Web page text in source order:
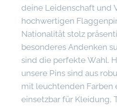
deine Leidenschaft und
hochwertigen
Nationalität stolz
besonderes Andenken
sind die perfekte Wahl.
unsere Pins sind aus
mit leuchtenden Farben
einsetzbar für Kleidung,